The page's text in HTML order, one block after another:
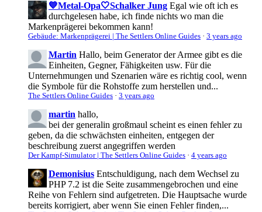
💙Metal-Opa🤍Schalker Jung Egal wie oft ich es
durchgelesen habe, ich finde nichts wo man die
Markenprägerei bekommen kann!
Gebäude: Markenprägerei | The Settlers Online Guides · 3 years ago
Martin Hallo, beim Generator der Armee gibt es die
Einheiten, Gegner, Fähigkeiten usw. Für die
Unternehmungen und Szenarien wäre es richtig cool, wenn
die Symbole für die Rohstoffe zum herstellen und...
The Settlers Online Guides · 3 years ago
martin hallo,
bei der generalin großmaul scheint es einen fehler zu
geben, da die schwächsten einheiten, entgegen der
beschreibung zuerst angegriffen werden
Der Kampf-Simulator | The Settlers Online Guides · 4 years ago
Demonisius Entschuldigung, nach dem Wechsel zu
PHP 7.2 ist die Seite zusammengebrochen und eine
Reihe von Fehlern sind aufgetreten. Die Hauptsache wurde
bereits korrigiert, aber wenn Sie einen Fehler finden,...